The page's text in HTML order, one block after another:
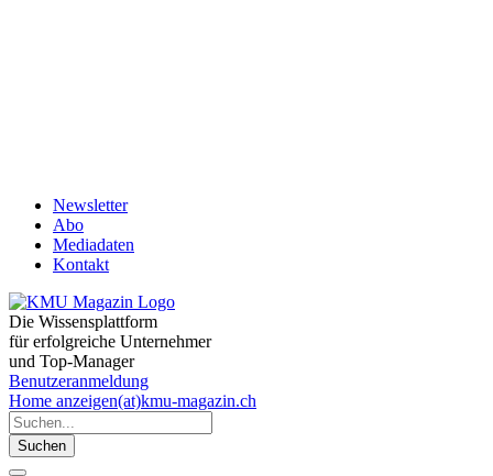
Newsletter
Abo
Mediadaten
Kontakt
Die Wissensplattform
für erfolgreiche Unternehmer
und Top-Manager
Benutzeranmeldung
Home anzeigen(at)kmu-magazin.ch